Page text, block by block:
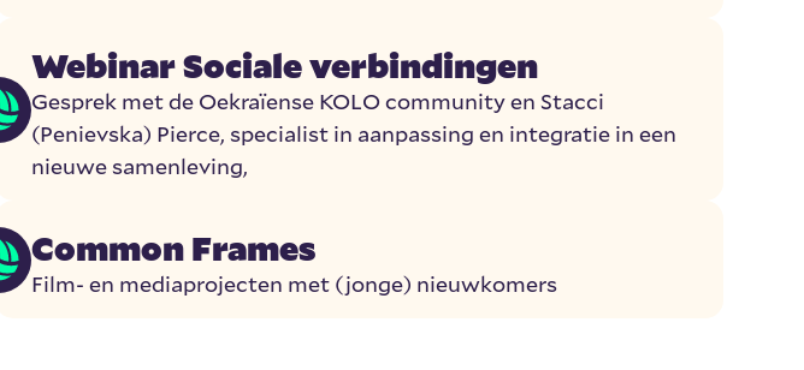
Webinar Sociale verbindingen
Gesprek met de Oekraïense KOLO community en Stacci
(Penievska) Pierce, specialist in aanpassing en integratie in een
nieuwe samenleving,
Common Frames
Film- en mediaprojecten met (jonge) nieuwkomers